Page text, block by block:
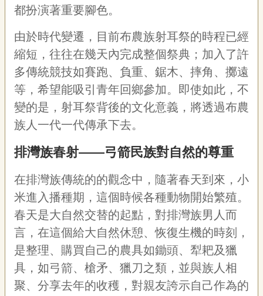
都扮演著重要腳色。
由於時代變遷，目前布農族射耳祭的時程已經
縮短，往往在幾天內完成整個祭典；加入了許
多傳統競技如賽跑、負重、鋸木、摔角、擲遠
等，希望能吸引青年回鄉參加。即使如此，不
變的是，射耳祭背後的文化意義，將透過布農
族人一代一代傳承下去。
排灣族春射——弓箭民族對自然的尊重
在排灣族傳統的的觀念中，隨著春天到來，小
米進入播種期，這個時候各種動物開始繁殖。
春天是大自然交替的起點，對排灣族男人而
言，在這個給大自然休憩、恢復生機的時刻，
是整理、購買自己的農具如鋤頭、犁耙及獵
具，如弓箭、槍矛、獵刀之類，並與族人相
聚、分享去年的收穫，對親友誇示自己作為的